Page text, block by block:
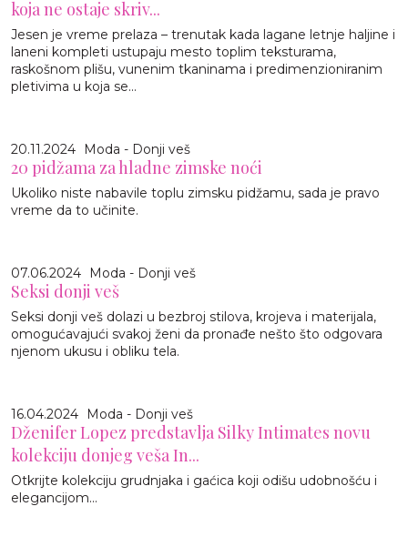
koja ne ostaje skriv...
Jesen je vreme prelaza – trenutak kada lagane letnje haljine i
laneni kompleti ustupaju mesto toplim teksturama,
raskošnom plišu, vunenim tkaninama i predimenzioniranim
pletivima u koja se...
20.11.2024 Moda - Donji veš
20 pidžama za hladne zimske noći
Ukoliko niste nabavile toplu zimsku pidžamu, sada je pravo
vreme da to učinite.
07.06.2024 Moda - Donji veš
Seksi donji veš
Seksi donji veš dolazi u bezbroj stilova, krojeva i materijala,
omogućavajući svakoj ženi da pronađe nešto što odgovara
njenom ukusu i obliku tela.
16.04.2024 Moda - Donji veš
Dženifer Lopez predstavlja Silky Intimates novu
kolekciju donjeg veša In...
Otkrijte kolekciju grudnjaka i gaćica koji odišu udobnošću i
elegancijom...